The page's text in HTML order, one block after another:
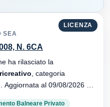
LICENZA
SEA
N. 6CA
ha rilasciato la
, categoria
Balneare Privato